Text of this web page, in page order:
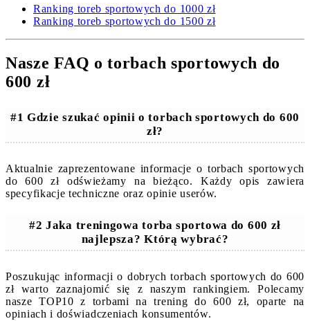
Ranking toreb sportowych do 1000 zł
Ranking toreb sportowych do 1500 zł
Nasze FAQ o torbach sportowych do
600 zł
#1 Gdzie szukać opinii o torbach sportowych do 600
zł?
Aktualnie zaprezentowane informacje o torbach sportowych
do 600 zł odświeżamy na bieżąco. Każdy opis zawiera
specyfikacje techniczne oraz opinie userów.
#2 Jaka treningowa torba sportowa do 600 zł
najlepsza? Którą wybrać?
Poszukując informacji o dobrych torbach sportowych do 600
zł warto zaznajomić się z naszym rankingiem. Polecamy
nasze TOP10 z torbami na trening do 600 zł, oparte na
opiniach i doświadczeniach konsumentów.